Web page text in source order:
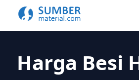
Harga Besi